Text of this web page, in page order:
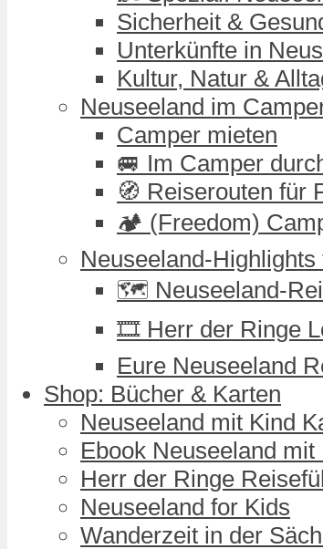
Sicherheit &
Unterkünfte in
Kultur, Natur &
Neuseeland im
Camper mieten
🚐 Im Camper
🧭 Reiserouten für
🏕️ (Freedom)
Neuseeland-
🗺️ Neuseeland-
🎞️ Herr der Ringe
Eure Neuseeland
Shop: Bücher & Karten
Neuseeland mit Kind
Ebook Neuseeland mit
Herr der Ringe
Neuseeland for Kids
Wanderzeit in der